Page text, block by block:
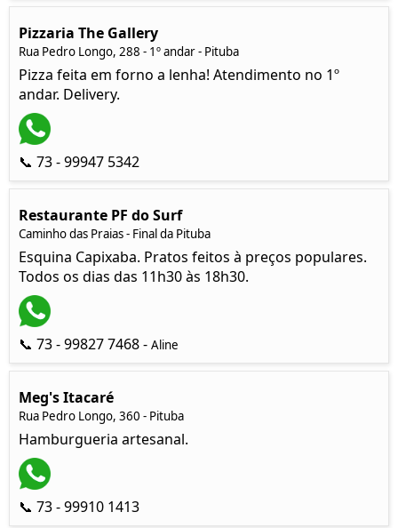
Pizzaria The Gallery
Rua Pedro Longo, 288 - 1º andar - Pituba
Pizza feita em forno a lenha! Atendimento no 1º
andar. Delivery.
📞 73 - 99947 5342
Restaurante PF do Surf
Caminho das Praias - Final da Pituba
Esquina Capixaba. Pratos feitos à preços populares.
Todos os dias das 11h30 às 18h30.
📞 73 - 99827 7468 - Aline
Meg's Itacaré
Rua Pedro Longo, 360 - Pituba
Hamburgueria artesanal.
📞 73 - 99910 1413